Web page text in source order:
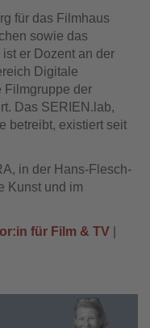
für das Filmhaus
sowie das
er Dozent an der
Digitale
Filmgruppe der
Das SERIEN.lab,
betreibt, existiert seit
in der Hans-Flesch-
Kunst und im
für Film & TV